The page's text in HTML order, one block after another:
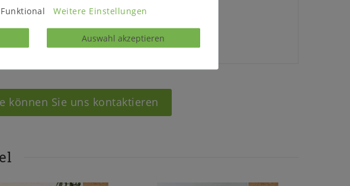
montiert
können Sie uns kontaktieren
Funktional Weitere Einstellungen
Auswahl akzeptieren